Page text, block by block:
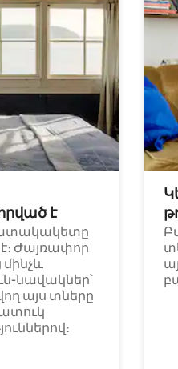
է
Ժայռափոր
նավակներ՝
այս տները